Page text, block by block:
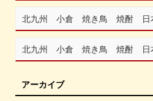
北九州 小倉 焼き鳥 焼酎 日
北九州 小倉 焼き鳥 焼酎 日
アーカイブ